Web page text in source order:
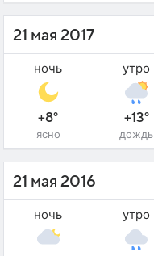
21 мая 2017
ночь
+8°
ясно
утро
+13°
дождь
21 мая 2016
ночь утро